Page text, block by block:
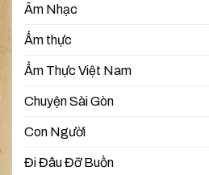
Âm Nhạc
Ẩm thực
Ẩm Thực Việt Nam
Chuyện Sài Gòn
Con Người
Đi Đâu Đỡ Buồn